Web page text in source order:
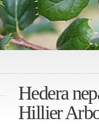
Hedera
Hillier